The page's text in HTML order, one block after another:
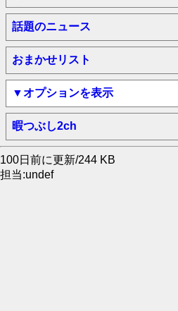
話題のニュース
おまかせリスト
▼オプションを表示
暇つぶし2ch
100日前に更新/244 KB
担当:undef